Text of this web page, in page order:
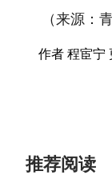
（来源：青
作者 程宦宁
推荐阅读